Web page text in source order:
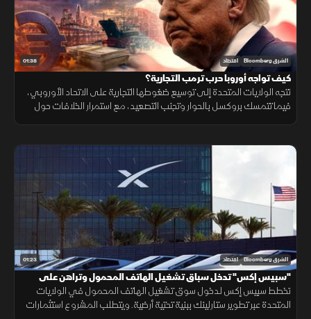
01:38 الشرق Bloomberg اقتصاد
كيف تواجه أوروبا حرب ترمب التجارية؟
تتجه الولايات المتحدة إلى توسيع ضغوطها التجارية على الاتحاد الأوروبي،
فيما تتمسك بروكسل بالحوار وتجنب التصعيد، مع استمرار الخلافات حول
01:23 الشرق Bloomberg اقتصاد
"سبيس إكس" تدخل سباق تشغيل الهاتف المحمول وتراهن على
"ستارلينك"
تخطط سبيس إكس لدخول سوق تشغيل الهاتف المحمول في الولايات
المتحدة عبر تطوير ستارلينك ببنية تحتية أرضية. ويتطلب المشروع استثمارات